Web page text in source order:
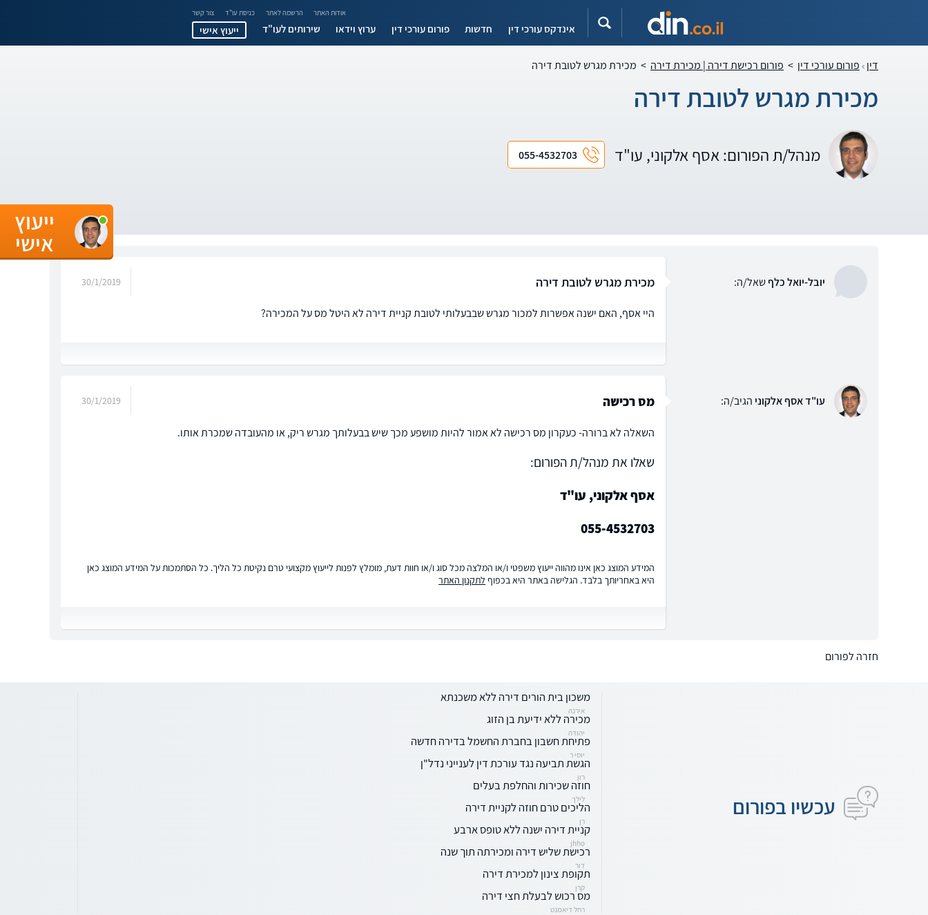
אודות האתר הרשמה לאתר כניסת עו"ד צור קשר
אינדקס עורכי דין חדשות פורום עורכי דין ערוץ וידאו שירותים לעו"ד ייעוץ אישי
דין פורום עורכי דין > פורום רכישת דירה | מכירת דירה > מכירת מגרש לטובת דירה
מכירת מגרש לטובת דירה
מנהל/ת הפורום: אסף אלקוני, עו"ד 055-4532703
יובל-יואל כלףשאל/ה: מכירת מגרש לטובת דירה 30/1/2019
היי אסף, האם ישנה אפשרות למכור מגרש שבבעלותי לטובת קניית דירה לא היטל מס על המכירה?
עו"ד אסף אלקוני הגיב/ה: מס רכישה 30/1/2019
השאלה לא ברורה- כעקרון מס רכישה לא אמור להיות מושפע מכך שיש בבעלותך מגרש ריק, או מהעובדה שמכרת אותו.
שאלו את מנהל/ת הפורום:
אסף אלקוני, עו"ד
055-4532703
המידע המוצג כאן אינו מהווה ייעוץ משפטי ו/או המלצה מכל סוג ו/או חוות דעת, מומלץ לפנות לייעוץ מקצועי טרם נקיטת כל הליך. כל הסתמכות על המידע המוצג כאן
היא באחריותך בלבד. הגלישה באתר היא בכפוף לתקנון האתר
חזרה לפורום
עכשיו בפורום
משכון בית הורים דירה ללא משכנתא
אירנה
מכירה ללא ידיעת בן הזוג
יהודה
פתיחת חשבון בחברת החשמל בדירה חדשה
יוסי ר
הגשת תביעה נגד עורכת דין לענייני נדל"ן
רון
חוזה שכירות והחלפת בעלים
לילך
הליכים טרם חוזה לקניית דירה
רן
קניית דירה ישנה ללא טופס ארבע
jhho
רכישת שליש דירה ומכירתה תוך שנה
דור
תקופת צינון למכירת דירה
קרן
מס רכוש לבעלת חצי דירה
רחל דיאמנט
ייעוץ
אישי